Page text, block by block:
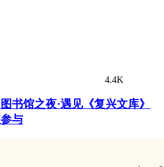
4.4K
书馆之夜·遇见《复兴文库》
与